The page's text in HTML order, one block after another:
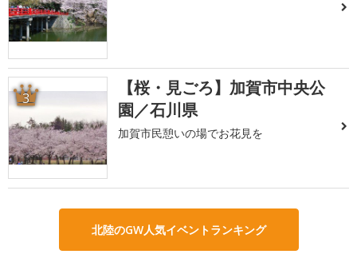
3
【桜・見ごろ】加賀市中央公
園／石川県
加賀市民憩いの場でお花見を
北陸のGW人気イベントランキング